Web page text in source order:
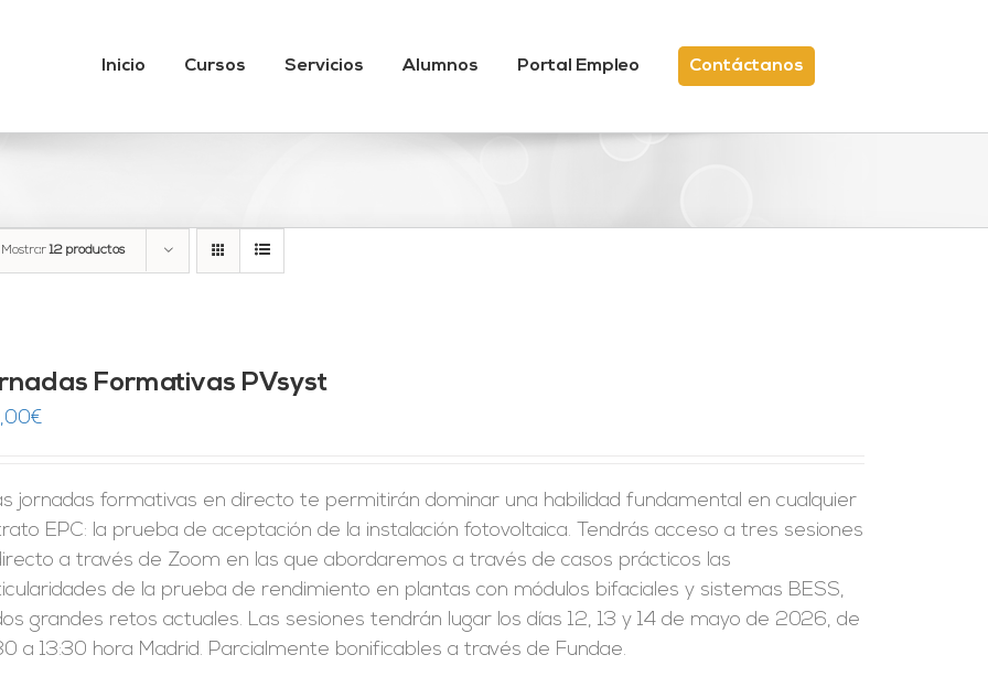
Inicio Cursos Servicios Alumnos Portal Empleo Contáctanos
Mostrar12 productos
Formativas PVsyst
€
jornadas formativas en directo te permitirán dominar una habilidad fundamental en cualquier
EPC: la prueba de aceptación de la instalación fotovoltaica. Tendrás acceso a tres sesiones
a través de Zoom en las que abordaremos a través de casos prácticos las
de la prueba de rendimiento en plantas con módulos bifaciales y sistemas BESS,
grandes retos actuales. Las sesiones tendrán lugar los días 12, 13 y 14 de mayo de 2026, de
a 13:30 hora Madrid. Parcialmente bonificables a través de Fundae.